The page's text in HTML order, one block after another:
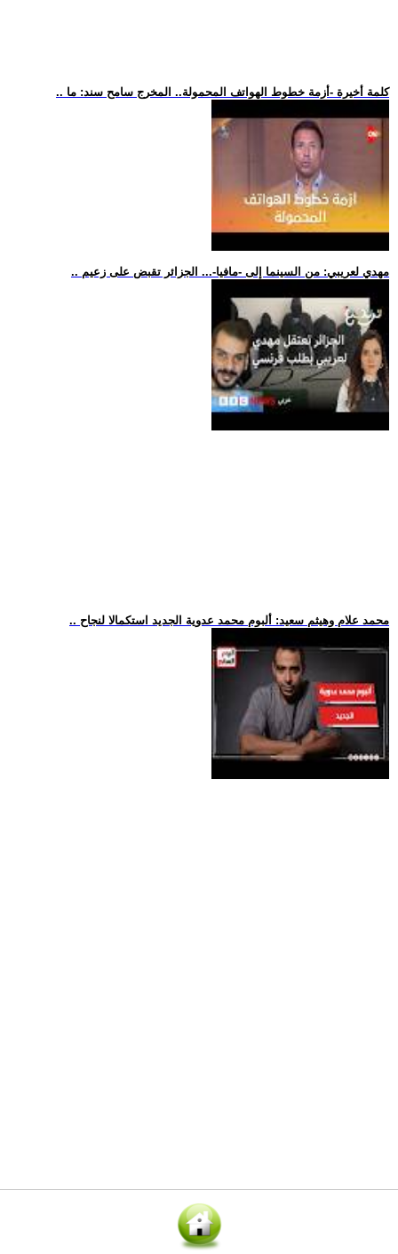
.. كلمة أخيرة -أزمة خطوط الهواتف المحمولة.. المخرج سامح سند: ما
.. مهدي لعريبي: من السينما إلى -مافيا-... الجزائر تقبض على زعيم
.. محمد علام وهيثم سعيد: ألبوم محمد عدوية الجديد استكمالا لنجاح